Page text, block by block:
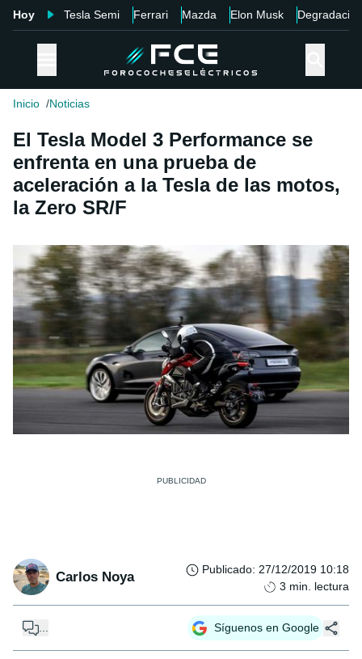
Hoy Tesla Semi Ferrari Mazda Elon Musk Degradación
Inicio Noticias
El Tesla Model 3 Performance se
enfrenta en una prueba de
aceleración a la Tesla de las motos,
la Zero SR/F
Carlos Noya Publicado: 27/12/2019 10:18
3 min. lectura
... Síguenos en Google